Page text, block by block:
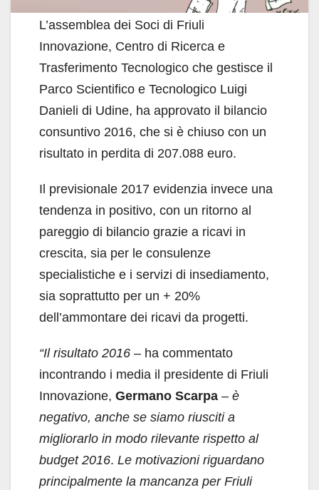
L’assemblea dei Soci di Friuli
Innovazione, Centro di Ricerca e
Trasferimento Tecnologico che gestisce il
Parco Scientifico e Tecnologico Luigi
Danieli di Udine, ha approvato il bilancio
consuntivo 2016, che si è chiuso con un
risultato in perdita di 207.088 euro.
Il previsionale 2017 evidenzia invece una
tendenza in positivo, con un ritorno al
pareggio di bilancio grazie a ricavi in
crescita, sia per le consulenze
specialistiche e i servizi di insediamento,
sia soprattutto per un + 20%
dell’ammontare dei ricavi da progetti.
“Il risultato 2016 – ha commentato
incontrando i media il presidente di Friuli
Innovazione, Germano Scarpa – è
negativo, anche se siamo riusciti a
migliorarlo in modo rilevante rispetto al
budget 2016. Le motivazioni riguardano
principalmente la mancanza per Friuli